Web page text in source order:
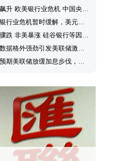
欧美银行业危机 中国央行降准支持避险黄金
机暂时缓解，美元和美联储政策前景机构怎么看？
美暴涨 硅谷银行等因素推动金价突破1880，机构看涨
劲引发美联储激进行动担忧，美元创近四个半月最佳单日表现
缓加息步伐，金价触及三周高位，OPEC+将减产助力油价大涨近4%